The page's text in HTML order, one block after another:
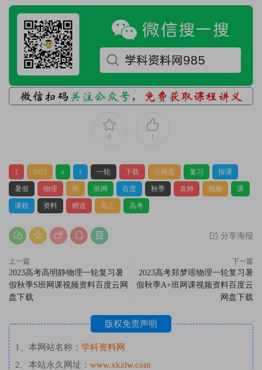
0 1
1 2023 s z 一轮 下载 云网盘 复习 报课
暑假 物理 班 班网 百度 秋季 袁帅 视频 课
课程 资料 赠送 高三 高考
分享海报
上一篇
2023高考高明静物理一轮复习暑
假秋季S班网课视频资料百度云网
盘下载
下一篇
2023高考郑梦瑶物理一轮复习暑
假秋季A+班网课视频资料百度云
网盘下载
版权免责声明
1、本网站名称： 学科资料网
2、本站永久网址： www.xkzlw.com